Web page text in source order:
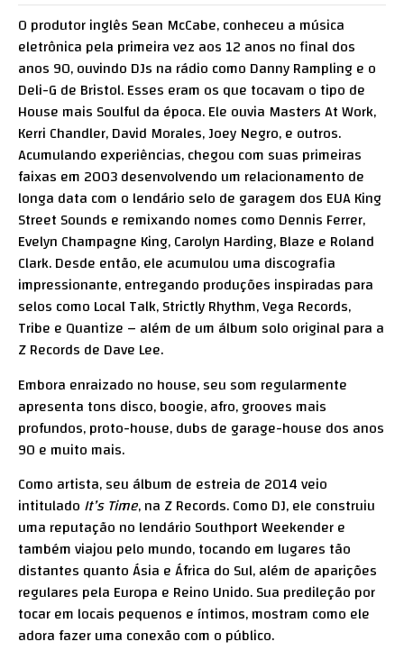
O produtor inglês Sean McCabe, conheceu a música
eletrônica pela primeira vez aos 12 anos no final dos
anos 90, ouvindo DJs na rádio como Danny Rampling e o
Deli-G de Bristol. Esses eram os que tocavam o tipo de
House mais Soulful da época. Ele ouvia Masters At Work,
Kerri Chandler, David Morales, Joey Negro, e outros.
Acumulando experiências, chegou com suas primeiras
faixas em 2003 desenvolvendo um relacionamento de
longa data com o lendário selo de garagem dos EUA King
Street Sounds e remixando nomes como Dennis Ferrer,
Evelyn Champagne King, Carolyn Harding, Blaze e Roland
Clark. Desde então, ele acumulou uma discografia
impressionante, entregando produções inspiradas para
selos como Local Talk, Strictly Rhythm, Vega Records,
Tribe e Quantize – além de um álbum solo original para a
Z Records de Dave Lee.
Embora enraizado no house, seu som regularmente
apresenta tons disco, boogie, afro, grooves mais
profundos, proto-house, dubs de garage-house dos anos
90 e muito mais.
Como artista, seu álbum de estreia de 2014 veio
intitulado It’s Time, na Z Records. Como DJ, ele construiu
uma reputação no lendário Southport Weekender e
também viajou pelo mundo, tocando em lugares tão
distantes quanto Ásia e África do Sul, além de aparições
regulares pela Europa e Reino Unido. Sua predileção por
tocar em locais pequenos e íntimos, mostram como ele
adora fazer uma conexão com o público.